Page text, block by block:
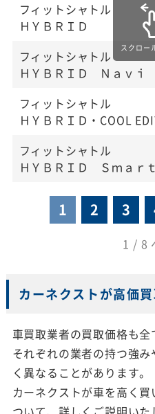
フィットシャトル
ＨＹＢＲＩＤ
フィットシャトル
ＨＹＢＲＩＤ Ｎａｖｉ
フィットシャトル
ＨＹＢＲＩＤ・COOL
フィットシャトル
ＨＹＢＲＩＤ Ｓｍａｒ
1 2 3
1 / 8
カーネクストが高価
車買取業者の買取価格も全
それぞれの業者の持つ強
く異なることがあります。
カーネクストが車を高く